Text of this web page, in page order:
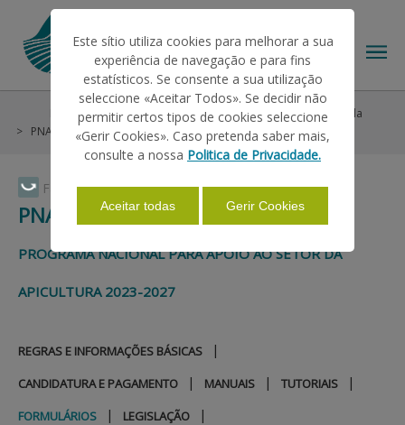
Faça Swipe para ver o menu
HELP/SUPPORT
INFORMATIONS
PAYMENTS
Help/Support Market Interventions
Programa Apícola
PNASA 2023-2027
Formulários
PNASA 2023-2027
PROGRAMA NACIONAL PARA APOIO AO SETOR DA
APICULTURA 2023-2027
REGRAS E INFORMAÇÕES BÁSICAS |
CANDIDATURA E PAGAMENTO | MANUAIS | TUTORIAIS |
FORMULÁRIOS | LEGISLAÇÃO |
Este sítio utiliza cookies para melhorar a sua
experiência de navegação e para fins
estatísticos. Se consente a sua utilização
seleccione «Aceitar Todos». Se decidir não
permitir certos tipos de cookies seleccione
«Gerir Cookies». Caso pretenda saber mais,
consulte a nossa Politica de Privacidade.
Aceitar todas Gerir Cookies